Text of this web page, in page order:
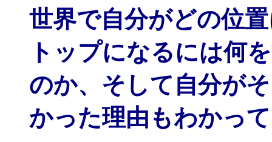
世界で自分がどの位
トップになるには何
のか、そして自分が
かった理由もわかっ